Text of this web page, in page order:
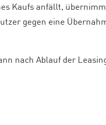
Kaufs anfällt,
gegen eine
nach Ablauf der